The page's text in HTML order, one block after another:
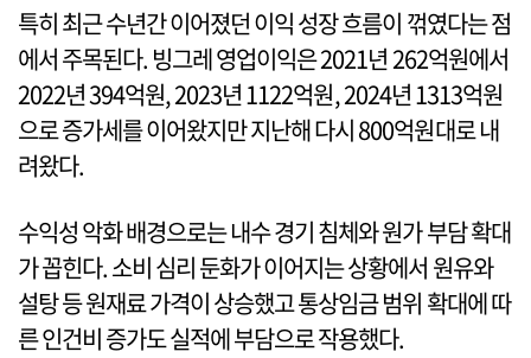
특히 최근 수년간 이어졌던 이익 성장 흐름이 꺾였다는 점
에서 주목된다. 빙그레 영업이익은 2021년 262억원에서
2022년 394억원, 2023년 1122억원, 2024년 1313억원
으로 증가세를 이어왔지만 지난해 다시 800억원대로 내
려왔다.
수익성 악화 배경으로는 내수 경기 침체와 원가 부담 확대
가 꼽힌다. 소비 심리 둔화가 이어지는 상황에서 원유와
설탕 등 원재료 가격이 상승했고 통상임금 범위 확대에 따
른 인건비 증가도 실적에 부담으로 작용했다.